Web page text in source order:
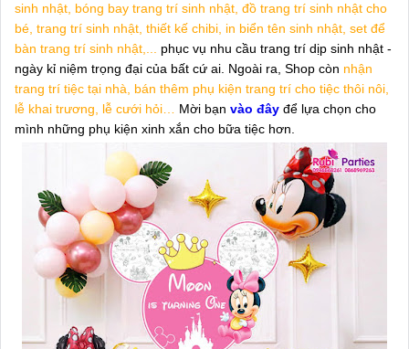
sinh nhật, bóng bay trang trí sinh nhật, đồ trang trí sinh nhật cho
bé, trang trí sinh nhật, thiết kế chibi, in biển tên sinh nhật, set để
bàn trang trí sinh nhật,... phục vụ nhu cầu trang trí dịp sinh nhật -
ngày kỉ niệm trọng đại của bất cứ ai. Ngoài ra, Shop còn nhận
trang trí tiệc tại nhà, bán thêm phụ kiện trang trí cho tiệc thôi nôi,
lễ khai trương, lễ cưới hỏi… Mời bạn vào đây để lựa chọn cho
mình những phụ kiện xinh xắn cho bữa tiệc hơn.